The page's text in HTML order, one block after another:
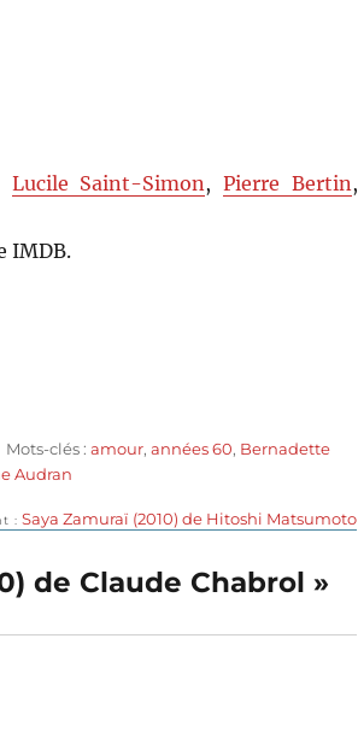
Lucile Saint-Simon , Pierre Bertin ,
IMDB.
Étiquettes
Mots-clés :amour,années 60, Bernadette
Audran
Publication
Saya Zamuraï (2010) de Hitoshi Matsumoto
de Claude Chabrol »